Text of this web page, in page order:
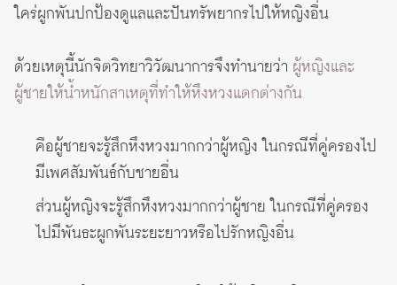
ใคร่ผูกพันปกป้องดูแลและปันทรัพยากรไปให้หญิงอื่น
ด้วยเหตุนี้นักจิตวิทยาวิวัฒนาการจึงทำนายว่า ผู้หญิงและ
ผู้ชายให้น้ำหนักสาเหตุที่ทำให้หึงหวงแตกต่างกัน
คือผู้ชายจะรู้สึกหึงหวงมากกว่าผู้หญิง ในกรณีที่คู่ครองไป
มีเพศสัมพันธ์กับชายอื่น
ส่วนผู้หญิงจะรู้สึกหึงหวงมากกว่าผู้ชาย ในกรณีที่คู่ครอง
ไปมีพันธะผูกพันระยะยาวหรือไปรักหญิงอื่น